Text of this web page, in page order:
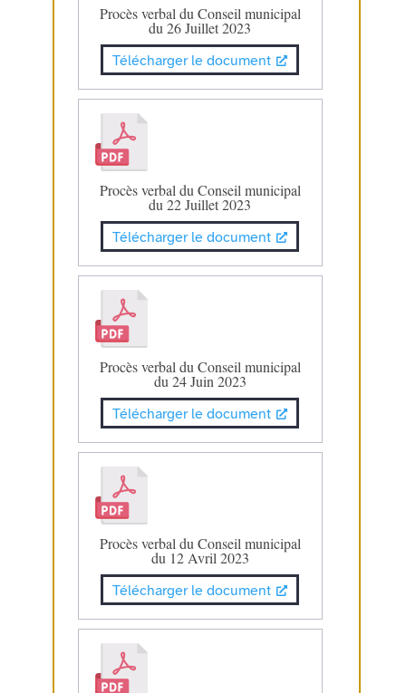
Procès verbal du Conseil municipal
du 26 Juillet 2023
Télécharger le document
Procès verbal du Conseil municipal
du 22 Juillet 2023
Télécharger le document
Procès verbal du Conseil municipal
du 24 Juin 2023
Télécharger le document
Procès verbal du Conseil municipal
du 12 Avril 2023
Télécharger le document